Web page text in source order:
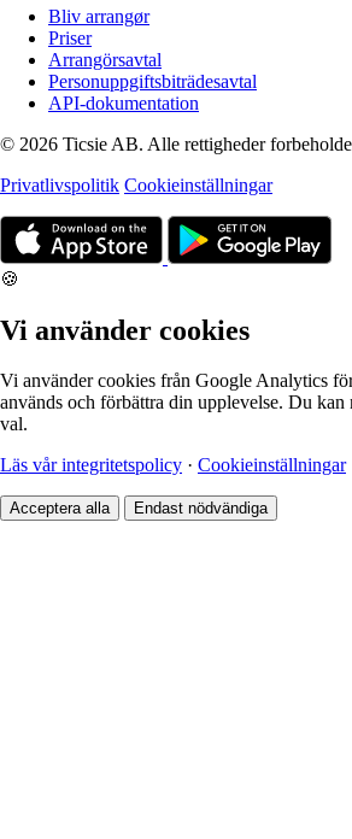
Bliv arrangør
Priser
Arrangörsavtal
Personuppgiftsbiträdesavtal
API-dokumentation
© 2026 Ticsie AB. Alle rettigheder
Privatlivspolitik Cookieinställningar
🍪
Vi använder cookies
Vi använder cookies från Google Analytics
används och förbättra din upplevelse. Du kan
val.
Läs vår integritetspolicy · Cookieinställningar
Acceptera alla Endast nödvändiga